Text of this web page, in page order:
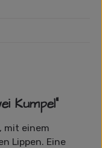
Kumpel"
mit einem
Lippen. Eine